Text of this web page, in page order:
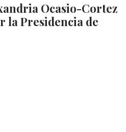
Ocasio-Cortez
la Presidencia de